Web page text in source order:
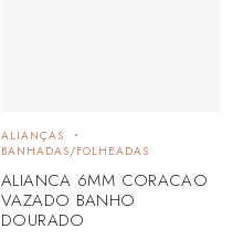
ALIANÇAS
BANHADAS/FOLHEADAS
ALIANCA 6MM CORACAO
VAZADO BANHO
DOURADO